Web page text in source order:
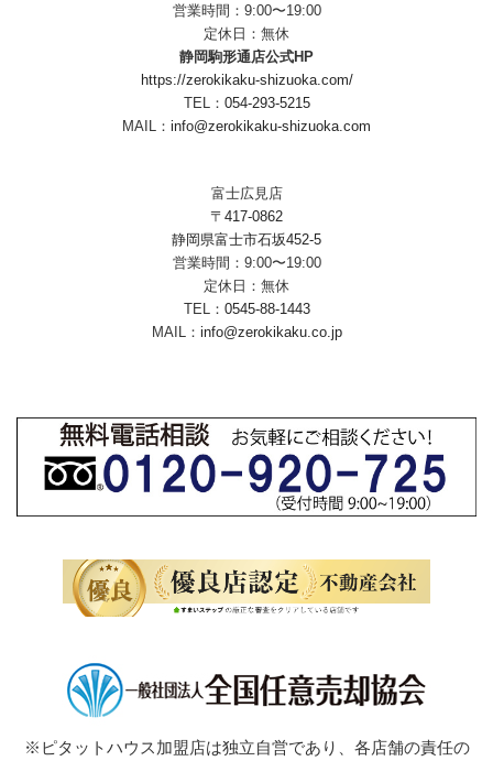
営業時間：9:00〜19:00
定休日：無休
静岡駒形通店公式HP
https://zerokikaku-shizuoka.com/
TEL： 054-293-5215
MAIL： info@zerokikaku-shizuoka.com
富士広見店
〒417-0862
静岡県富士市石坂452-5
営業時間：9:00〜19:00
定休日：無休
TEL： 0545-88-1443
MAIL： info@zerokikaku.co.jp
※ピタットハウス加盟店は独立自営であり、各店舗の責任の